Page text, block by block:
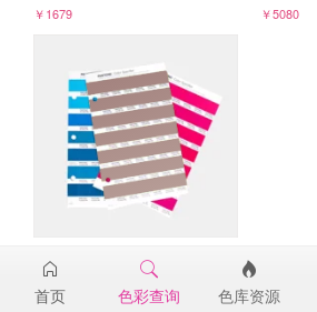
￥1679
￥5080
17-1516TPG
￥98
首页 色彩查询 色库资源